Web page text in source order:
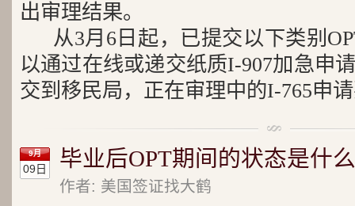
出审理结果。
从3月6日起，已提交以下类别
以通过在线或递交纸质I-907加急申
交到移民局，正在审理中的I-765申
9月
09日 毕业后OPT期间的状态是什
作者: 美国签证找大鹤